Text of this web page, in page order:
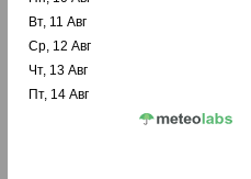
Вт, 11 Авг
Ср, 12 Авг
Чт, 13 Авг
Пт, 14 Авг